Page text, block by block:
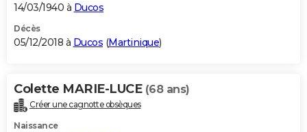
14/03/1940 à Ducos
Décès
05/12/2018 à Ducos (Martinique)
Colette MARIE-LUCE (68 ans)
Créer une cagnotte obsèques
Naissance